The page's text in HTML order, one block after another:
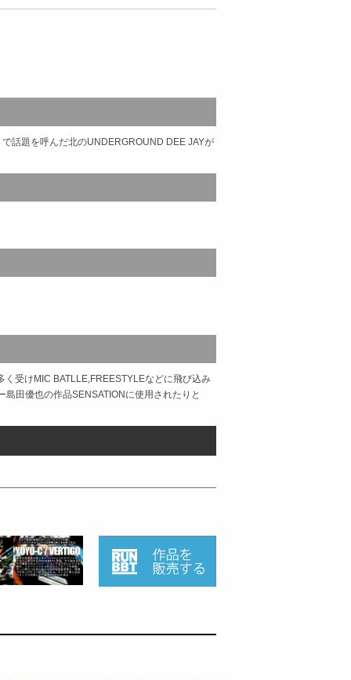
話題を呼んだ北のUNDERGROUND DEE JAYが
受けMIC BATLLE,FREESTYLEなどに飛び込み
田優也の作品SENSATIONに使用されたりと